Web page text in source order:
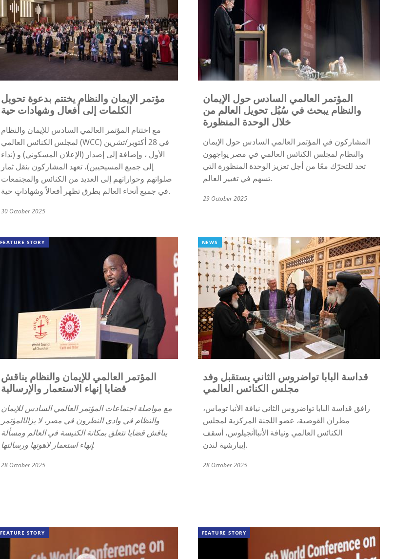
مؤتمر الإيمان والنظام يختتم بدعوة تحويل
الكلمات إلى أفعال وشهادات حية
مع اختتام المؤتمر العالمي السادس للإيمان والنظام
لمجلس الكنائس العالمي (WCC) في 28 أكتوبر/تشرين
الأول ، وإضافة إلى إصدار (الإعلان المسكوني) و (نداء
إلى جميع المسيحيين)، تعهد المشاركون بنقل ثمار
صلواتهم وحواراتهم إلى العديد من الكنائس والمجتمعات
في جميع أنحاء العالم بطرق تظهر أفعالاً وشهاداتٍ حية.
30 October 2025
المؤتمر العالمي السادس حول الإيمان
والنظام يبحث في سُبُل تحويل العالم من
خلال الوحدة المنظورة
المشاركون في المؤتمر العالمي السادس حول الإيمان
والنظام لمجلس الكنائس العالمي في مصر يواجهون
تحد للتحرّك معًا من أجل تعزيز الوحدة المنظورة التي
تسهم في تغيير العالم.
29 October 2025
FEATURE STORY
المؤتمر العالمي للإيمان والنظام يناقش
قضايا إنهاء الاستعمار والإرسالية
مع مواصلة اجتماعات المؤتمر العالمي السادس للإيمان
والنظام في وادي النطرون في مصر، لا يزالالمؤتمر
يناقش قضايا تتعلق بمكانة الكنيسة في العالم ومسألة
إنهاء استعمار لاهوتها ورسالتها.
28 October 2025
NEWS
قداسة البابا تواضروس الثاني يستقبل وفد
مجلس الكنائس العالمي
رافق قداسة البابا تواضروس الثاني نيافة الأنبا توماس،
مطران القوصية، عضو اللجنة المركزية لمجلس
الكنائس العالمي ونيافة الأنباأنجيلوس،أسقف
إيبارشية لندن.
28 October 2025
FEATURE STORY FEATURE STORY